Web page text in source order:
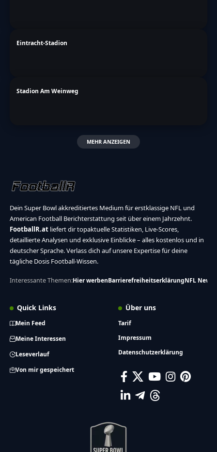
Eintracht-Stadion
Stadion Am Weinweg
MEHR ANZEIGEN
Dein Super Bowl akkreditiertes Medium für erstklassige NFL und
American Football Berichterstattung seit über einem Jahrzehnt.
FootballR.at liefert dir topaktuelle Statistiken, Live-Scores,
detaillierte Analysen und exklusive Einblicke – alles kostenlos und in
deutscher Sprache. Verlass dich auf unsere Expertise für deine
tägliche Dosis Football-Wissen.
Interessante Themen:Hier werbenBarrierefreiheitserklärungNFL News
Quick Links
Mein Feed
Meine Interessen
Leseverlauf
Von mir gespeichert
Über uns
Tarif
Impressum
Datenschutzerklärung